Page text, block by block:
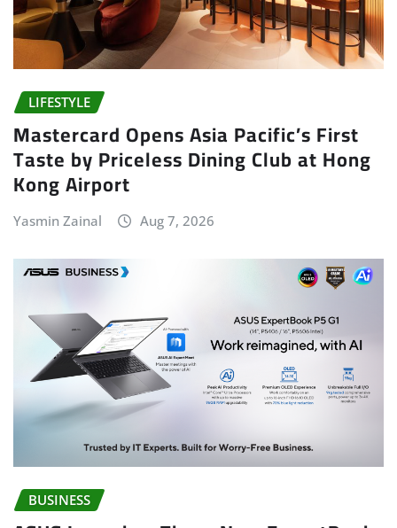
LIFESTYLE
Mastercard Opens Asia Pacific’s First
Taste by Priceless Dining Club at Hong
Kong Airport
Yasmin Zainal Aug 7, 2026
BUSINESS